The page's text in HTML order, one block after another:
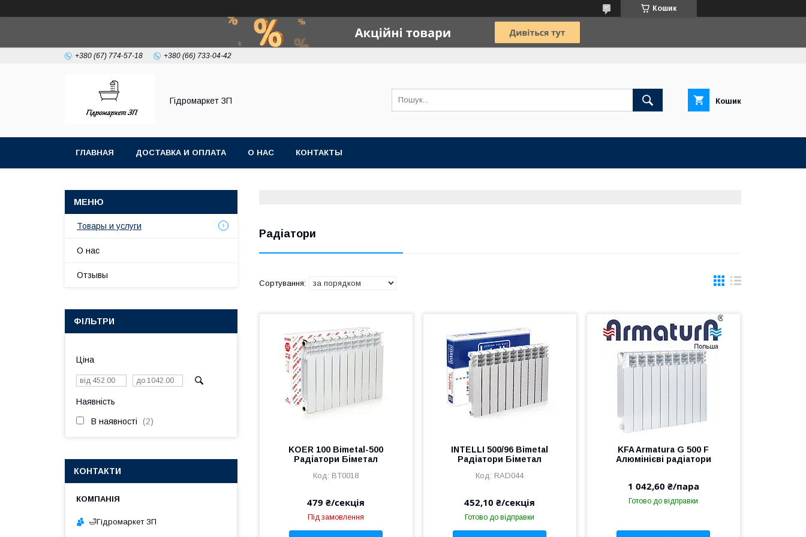
Кошик
+380 (67) 774-57-18 +380 (66) 733-04-42
Гiдромаркет ЗП Кошик
ГЛАВНАЯ ДОСТАВКА И ОПЛАТА О НАС КОНТАКТЫ
Радіатори
KOER 100 Bimetal-500
Радіатори Біметал
BT0018
479 ₴/секція
Під замовлення
INTELLI 500/96 Bimetal
Радіатори Біметал
RAD044
452,10 ₴/секція
Готово до відправки
KFA Armatura G 500 F
Алюмінієві радіатори
1 042,60 ₴/пара
Готово до відправки
Товары и услуги
О нас
Отзывы
ФІЛЬТРИ
Ціна
Наявність
В наявності 2
КОНТАКТИ
🛁Гiдромаркет ЗП